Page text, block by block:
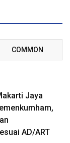
COMMON
Jaya
AD/ART